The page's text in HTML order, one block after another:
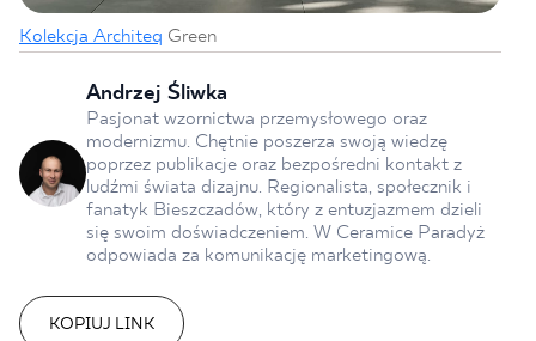
Kolekcja Architeq Green
Andrzej Śliwka
Pasjonat wzornictwa przemysłowego oraz
modernizmu. Chętnie poszerza swoją wiedzę
poprzez publikacje oraz bezpośredni kontakt z
ludźmi świata dizajnu. Regionalista, społecznik i
fanatyk Bieszczadów, który z entuzjazmem dzieli
się swoim doświadczeniem. W Ceramice Paradyż
odpowiada za komunikację marketingową.
KOPIUJ LINK